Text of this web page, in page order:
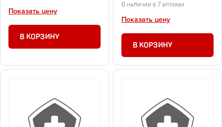
Показать цену
В КОРЗИНУ
В наличии в 7 аптеках
Показать цену
В КОРЗИНУ